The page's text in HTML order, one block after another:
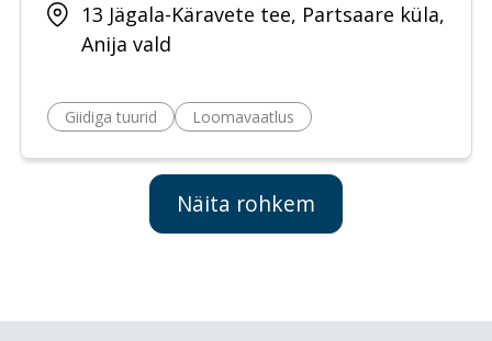
13 Jägala-Käravete tee, Partsaare küla,
Anija vald
Giidiga tuurid Loomavaatlus
Näita rohkem